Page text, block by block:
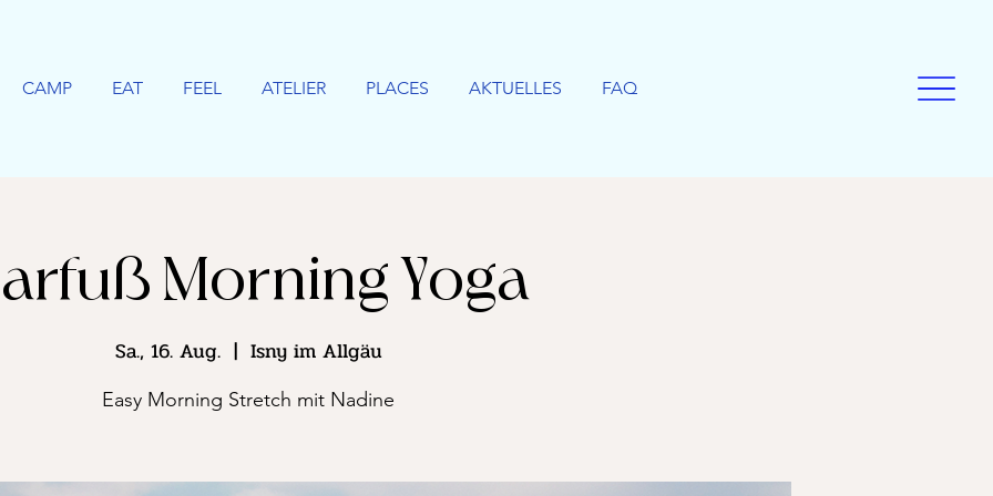
CAMP EAT FEEL ATELIER PLACES AKTUELLES FAQ
Morning Yoga
Sa., 16. Aug.
  |
Isny im Allgäu
Easy Morning Stretch mit Nadine